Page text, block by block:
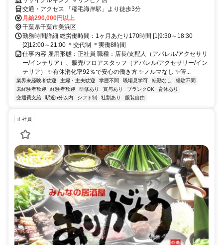
交通・アクセス 「稲毛海岸駅」より徒歩3分
月給290,000円以上
千葉県千葉市美浜区
勤務時間詳細 総労働時間：1ヶ月あたり170時間 [1]9:30～18:30
[2]12:00～21:00 ＊交代制 ＊実働8時間
仕事内容 雇用形態：正社員 職種：店長/支配人（アパレル/アクセサリ
ー/インテリア）、販売/フロアスタッフ（アパレル/アクセサリー/イン
テリア） ✨有休消化率92％で安心の働き方 ✨ノルマなし ✨管...
業界未経験者歓迎 主婦・主夫歓迎 学歴不問 職場見学可 転勤なし
経験不問
未経験者歓迎
経験者歓迎 研修あり 賞与あり ブランクOK
育休あり
交通費支給
駅近5分以内 シフト制 社割あり 服装自由
正社員